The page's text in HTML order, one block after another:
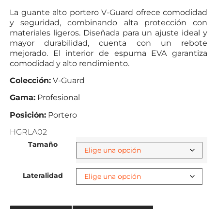
La guante alto portero V-Guard ofrece comodidad
y seguridad, combinando alta protección con
materiales ligeros. Diseñada para un ajuste ideal y
mayor durabilidad, cuenta con un rebote
mejorado. El interior de espuma EVA garantiza
comodidad y alto rendimiento.
Colección: V-Guard
Gama: Profesional
Posición: Portero
HGRLA02
Tamaño
Lateralidad